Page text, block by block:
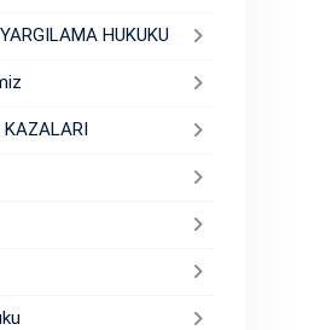
HUKUKU
KAZALARI